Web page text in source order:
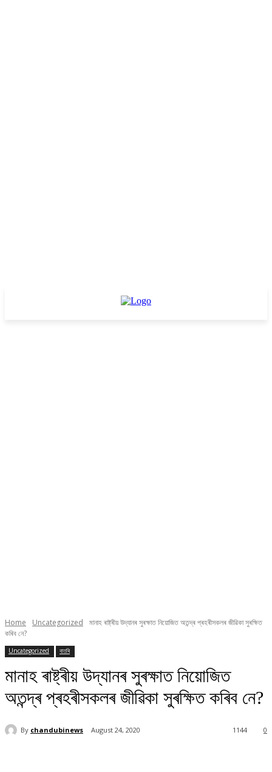
Home Uncategorized
মানাহ ৰাষ্ট্ৰীয় উদ্যানৰ সুৰক্ষাত নিয়োজিত অতন্দ্ৰ প্ৰহৰীসকলৰ জীৱিকা সুৰক্ষিত
কৰিব নে?
Uncategorized বাতৰি
মানাহ ৰাষ্ট্ৰীয় উদ্যানৰ সুৰক্ষাত নিয়োজিত
অতন্দ্ৰ প্ৰহৰীসকলৰ জীৱিকা সুৰক্ষিত কৰিব নে?
By chandubinews August 24, 2020 0
1144